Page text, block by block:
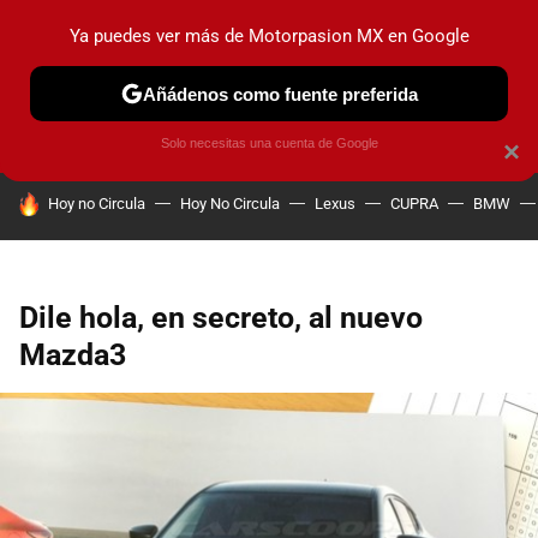
PRUEBAS INDUSTRIA HOY NO CIRCULA
HOY SE HABLA DE
Hoy no Circula Hoy No Circula Lexus CUPRA BMW
Dile hola, en secreto, al nuevo
Mazda3
×
Ya puedes ver más de Motorpasion MX en Google
Añádenos como fuente preferida
Solo necesitas una cuenta de Google